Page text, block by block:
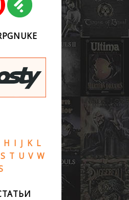
H I J K L
S T U V W